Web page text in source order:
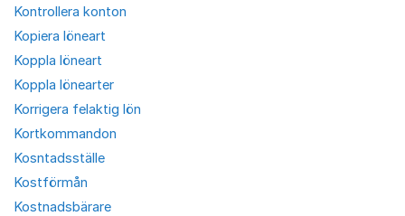
Kontrollera konton
Kopiera löneart
Koppla löneart
Koppla lönearter
Korrigera felaktig lön
Kortkommandon
Kosntadsställe
Kostförmån
Kostnadsbärare